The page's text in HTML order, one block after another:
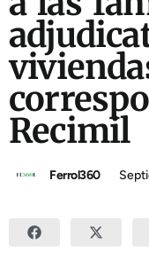
Recimil
Ferrol360